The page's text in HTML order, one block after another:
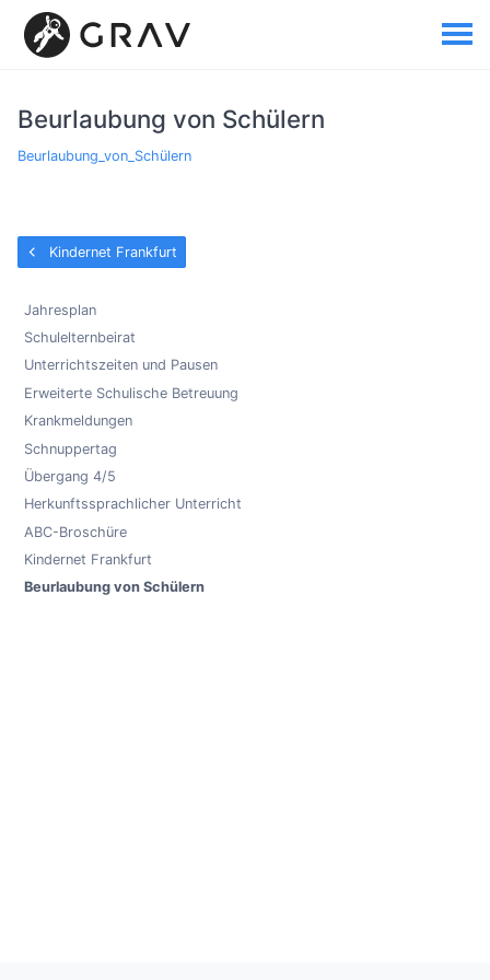
Beurlaubung von Schülern
Beurlaubung_von_Schülern
Kindernet Frankfurt
Jahresplan
Schulelternbeirat
Unterrichtszeiten und Pausen
Erweiterte Schulische Betreuung
Krankmeldungen
Schnuppertag
Übergang 4/5
Herkunftssprachlicher Unterricht
ABC-Broschüre
Kindernet Frankfurt
Beurlaubung von Schülern